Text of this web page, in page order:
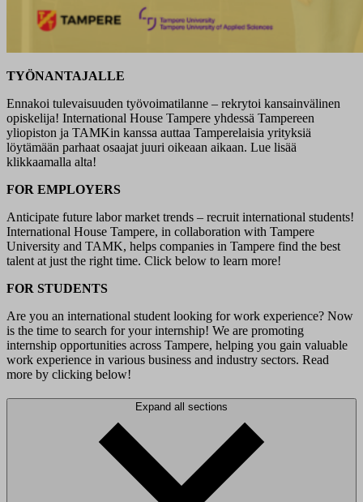
TYÖNANTAJALLE
Ennakoi tulevaisuuden työvoimatilanne – rekrytoi kansainvälinen
opiskelija! International House Tampere yhdessä Tampereen
yliopiston ja TAMKin kanssa auttaa Tamperelaisia yrityksiä
löytämään parhaat osaajat juuri oikeaan aikaan. Lue lisää
klikkaamalla alta!
FOR EMPLOYERS
Anticipate future labor market trends – recruit international students!
International House Tampere, in collaboration with Tampere
University and TAMK, helps companies in Tampere find the best
talent at just the right time. Click below to learn more!
FOR STUDENTS
Are you an international student looking for work experience? Now
is the time to search for your internship! We are promoting
internship opportunities across Tampere, helping you gain valuable
work experience in various business and industry sectors. Read
more by clicking below!
Expand all sections